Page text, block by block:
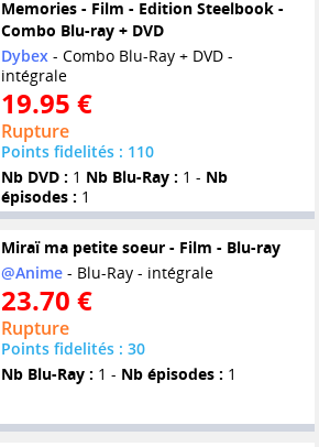
Memories - Film - Edition Steelbook -
Combo Blu-ray + DVD
Dybex - Combo Blu-Ray + DVD -
intégrale
19.95 €
Rupture
Points fidelités : 110
Nb DVD : 1 Nb Blu-Ray : 1 - Nb
épisodes : 1
Miraï ma petite soeur - Film - Blu-ray
@Anime- Blu-Ray - intégrale
23.70 €
Rupture
Points fidelités : 30
Nb Blu-Ray : 1 - Nb épisodes : 1